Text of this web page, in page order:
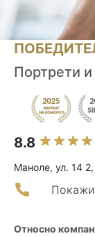
Портрети и
8.8
Маноле, ул. 14 2,
Относно